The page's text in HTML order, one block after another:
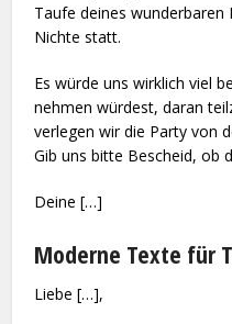
Taufe deines
Nichte statt.
Es würde uns wirklich viel
nehmen würdest, daran
verlegen wir die Party von
Gib uns bitte Bescheid, ob
Deine […]
Moderne Texte für
Liebe […],